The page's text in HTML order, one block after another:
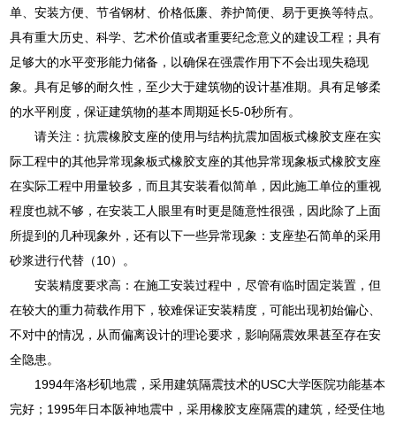
单、安装方便、节省钢材、价格低廉、养护简便、易于更换等特点。
具有重大历史、科学、艺术价值或者重要纪念意义的建设工程；具有
足够大的水平变形能力储备，以确保在强震作用下不会出现失稳现
象。具有足够的耐久性，至少大于建筑物的设计基准期。具有足够柔
的水平刚度，保证建筑物的基本周期延长5-0秒所有。
请关注：抗震橡胶支座的使用与结构抗震加固板式橡胶支座在实
际工程中的其他异常现象板式橡胶支座的其他异常现象板式橡胶支座
在实际工程中用量较多，而且其安装看似简单，因此施工单位的重视
程度也就不够，在安装工人眼里有时更是随意性很强，因此除了上面
所提到的几种现象外，还有以下一些异常现象：支座垫石简单的采用
砂浆进行代替（10）。
安装精度要求高：在施工安装过程中，尽管有临时固定装置，但
在较大的重力荷载作用下，较难保证安装精度，可能出现初始偏心、
不对中的情况，从而偏离设计的理论要求，影响隔震效果甚至存在安
全隐患。
1994年洛杉矶地震，采用建筑隔震技术的USC大学医院功能基本
完好；1995年日本阪神地震中，采用橡胶支座隔震的建筑，经受住地